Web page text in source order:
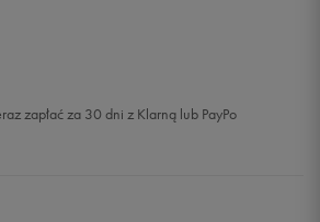
zapłać za 30 dni z Klarną lub PayPo